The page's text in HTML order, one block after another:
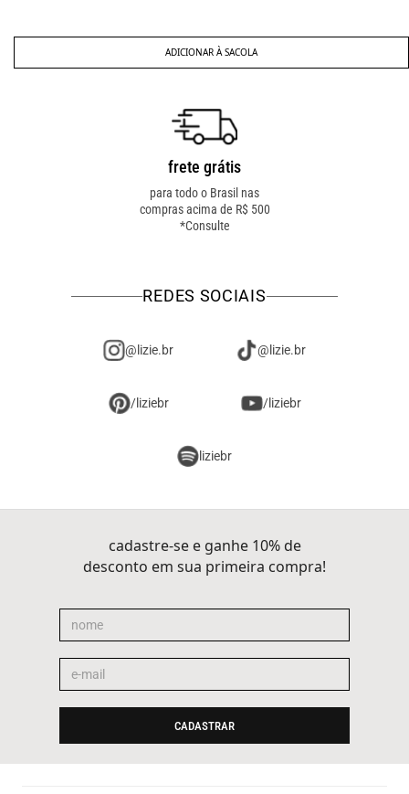
ADICIONAR À SACOLA
frete grátis
para todo o Brasil nas
compras acima de R$ 500
*Consulte
REDES SOCIAIS
@lizie.br @lizie.br
/liziebr /liziebr
liziebr
cadastre-se e ganhe 10% de
desconto em sua primeira compra!
CADASTRAR